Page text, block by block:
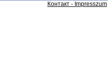
Контакт - Impresszum